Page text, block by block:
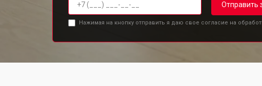
Отправить
Нажимая на кнопку отправить я даю свое согласие на